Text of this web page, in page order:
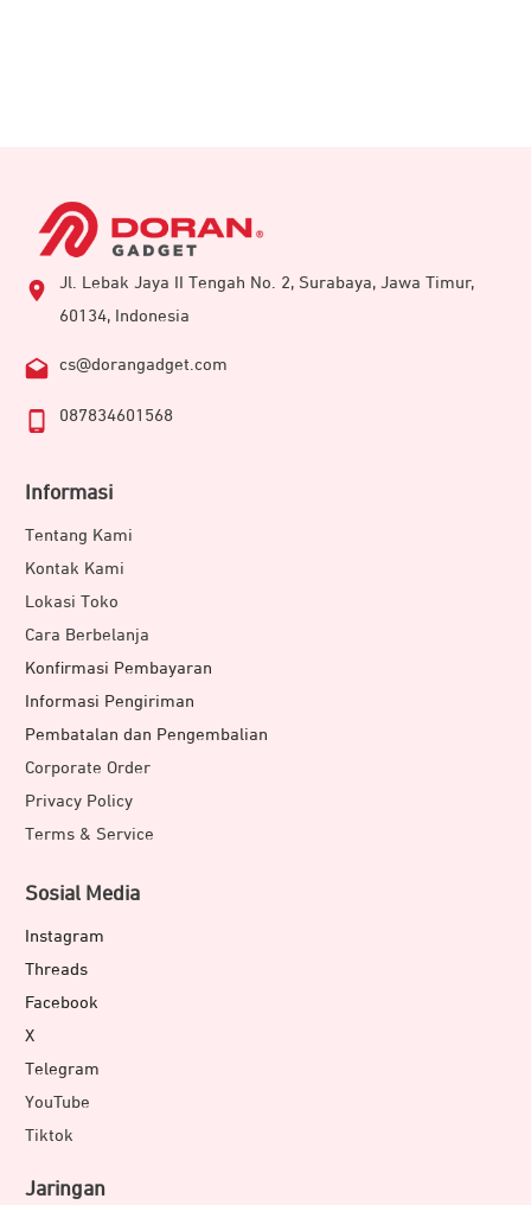
Jl. Lebak Jaya II Tengah No. 2, Surabaya, Jawa Timur,
60134, Indonesia
cs@dorangadget.com
087834601568
Informasi
Tentang Kami
Kontak Kami
Lokasi Toko
Cara Berbelanja
Konfirmasi Pembayaran
Informasi Pengiriman
Pembatalan dan Pengembalian
Corporate Order
Privacy Policy
Terms & Service
Sosial Media
Instagram
Threads
Facebook
X
Telegram
YouTube
Tiktok
Jaringan